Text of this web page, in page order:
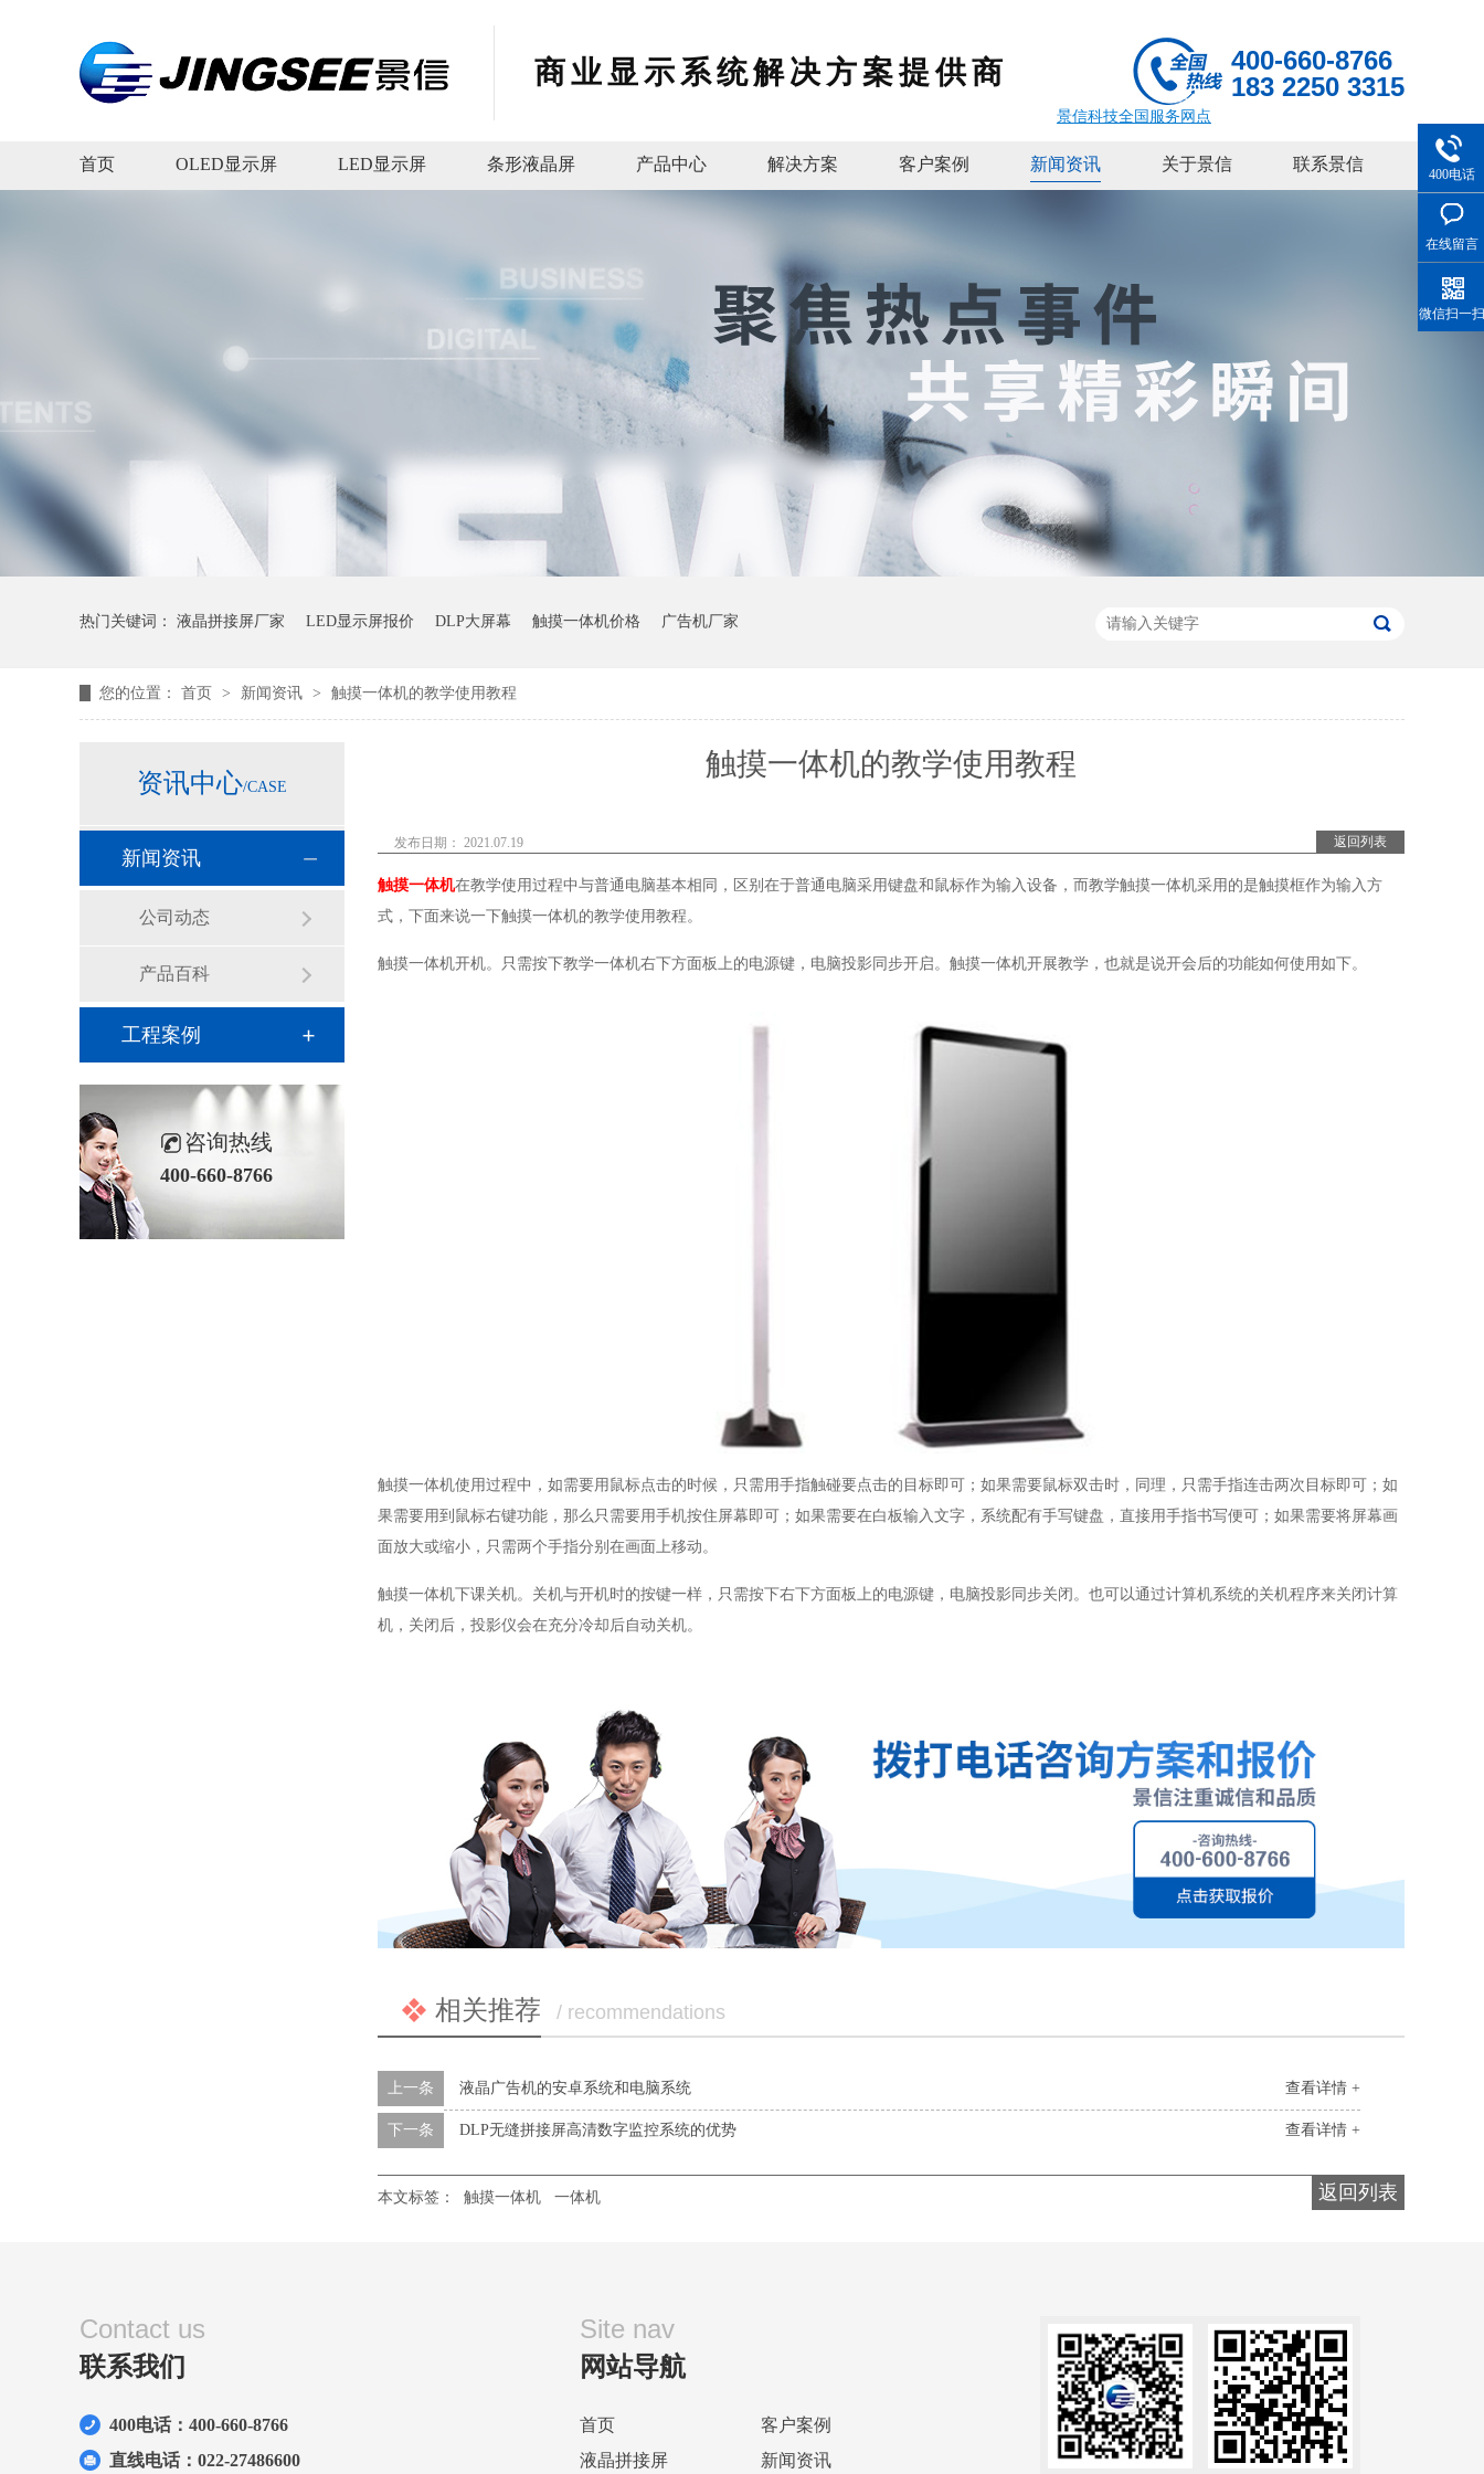
商业显示系统解决方案提供商
400-660-8766
183 2250 3315
景信科技全国服务网点
首页 OLED显示屏 LED显示屏 条形液晶屏 产品中心 解决方案 客户案例 新闻资讯 关于景信 联系景信
热门关键词： 液晶拼接屏厂家 LED显示屏报价 DLP大屏幕 触摸一体机价格 广告机厂家
您的位置： 首页 > 新闻资讯 > 触摸一体机的教学使用教程
触摸一体机的教学使用教程
返回列表
发布日期： 2021.07.19
触摸一体机在教学使用过程中与普通电脑基本相同，区别在于普通电脑采用键盘和鼠标作为输入设备，而教学触摸一体机采用的是触摸框作为输入方
式，下面来说一下触摸一体机的教学使用教程。
触摸一体机开机。只需按下教学一体机右下方面板上的电源键，电脑投影同步开启。触摸一体机开展教学，也就是说开会后的功能如何使用如下。
触摸一体机使用过程中，如需要用鼠标点击的时候，只需用手指触碰要点击的目标即可；如果需要鼠标双击时，同理，只需手指连击两次目标即可；如
果需要用到鼠标右键功能，那么只需要用手机按住屏幕即可；如果需要在白板输入文字，系统配有手写键盘，直接用手指书写便可；如果需要将屏幕画
面放大或缩小，只需两个手指分别在画面上移动。
触摸一体机下课关机。关机与开机时的按键一样，只需按下右下方面板上的电源键，电脑投影同步关闭。也可以通过计算机系统的关机程序来关闭计算
机，关闭后，投影仪会在充分冷却后自动关机。
相关推荐 / recommendations
查看详情 +
上一条 液晶广告机的安卓系统和电脑系统
查看详情 +
下一条 DLP无缝拼接屏高清数字监控系统的优势
返回列表
本文标签： 触摸一体机 一体机
资讯中心/CASE
新闻资讯
公司动态
产品百科
工程案例
咨询热线
400-660-8766
Contact us
联系我们
400电话：400-660-8766
直线电话：022-27486600
Site nav
网站导航
首页
客户案例
液晶拼接屏
新闻资讯
400电话
在线留言
微信扫一扫